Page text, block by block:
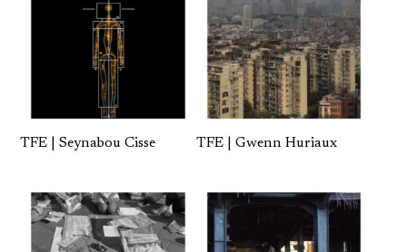
TFE | Seynabou Cisse TFE | Gwenn Huriaux